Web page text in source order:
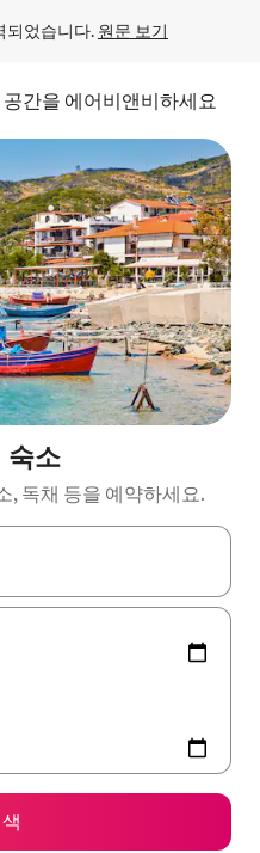
되었습니다. 원문 보기
간을 에어비앤비하세요
숙소
, 독채 등을 예약하세요.
를 사용하거나 터치 또는 스와이